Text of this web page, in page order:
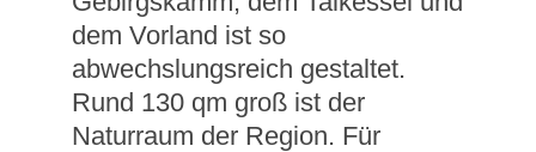
dem Vorland ist so
abwechslungsreich gestaltet.
Rund 130 qm groß ist der
Naturraum der Region. Für